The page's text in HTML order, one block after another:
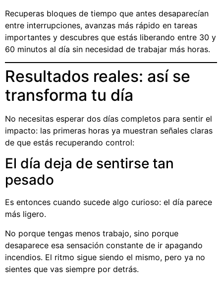
Recuperas bloques de tiempo que antes desaparecían
entre interrupciones, avanzas más rápido en tareas
importantes y descubres que estás liberando entre 30 y
60 minutos al día sin necesidad de trabajar más horas.
Resultados reales: así se
transforma tu día
No necesitas esperar dos días completos para sentir el
impacto: las primeras horas ya muestran señales claras
de que estás recuperando control:
El día deja de sentirse tan
pesado
Es entonces cuando sucede algo curioso: el día parece
más ligero.
No porque tengas menos trabajo, sino porque
desaparece esa sensación constante de ir apagando
incendios. El ritmo sigue siendo el mismo, pero ya no
sientes que vas siempre por detrás.